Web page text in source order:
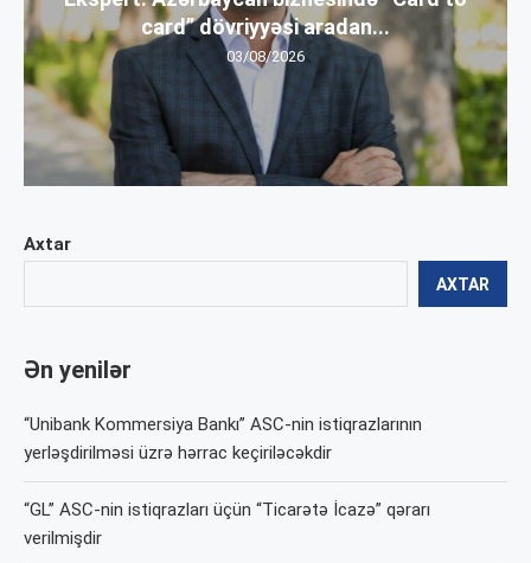
Axtar
AXTAR
Ən yenilər
“Unibank Kommersiya Bankı” ASC-nin istiqrazlarının
yerləşdirilməsi üzrə hərrac keçiriləcəkdir
“GL” ASC-nin istiqrazları üçün “Ticarətə İcazə” qərarı
verilmişdir
card” dövriyyəsi aradan...
03/08/2026